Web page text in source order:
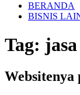
BERANDA
BISNIS
Tag:
Websitenya